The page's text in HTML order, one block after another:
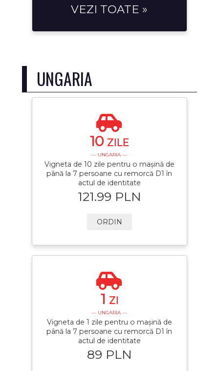
VEZI TOATE »
UNGARIA
10 ZILE
— UNGARIA —
Vigneta de 10 zile pentru o mașină de
până la 7 persoane cu remorcă D1 în
actul de identitate
121.99 PLN
ORDIN
1 ZI
— UNGARIA —
Vigneta de 1 zile pentru o mașină de
până la 7 persoane cu remorcă D1 în
actul de identitate
89 PLN